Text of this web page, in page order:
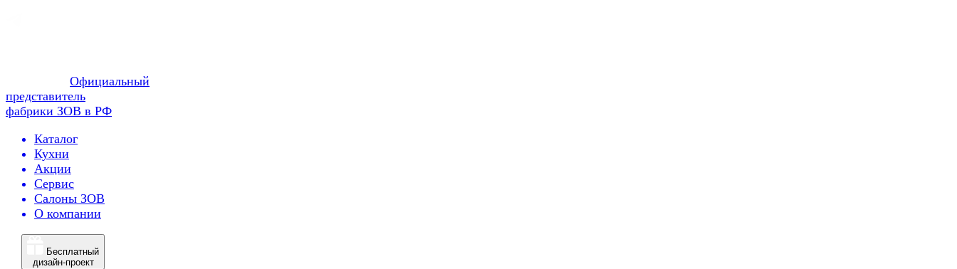
Официальный
представитель
фабрики ЗОВ в РФ
Каталог
Кухни
Акции
Сервис
Салоны ЗОВ
О компании
Бесплатный
дизайн-проект